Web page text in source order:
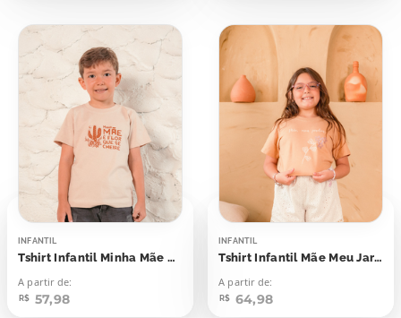
INFANTIL
Tshirt Infantil Minha Mãe é Flor Que se Cheire
A partir de:
R$ 57,98
INFANTIL
Tshirt Infantil Mãe Meu Jardim
A partir de:
R$ 64,98